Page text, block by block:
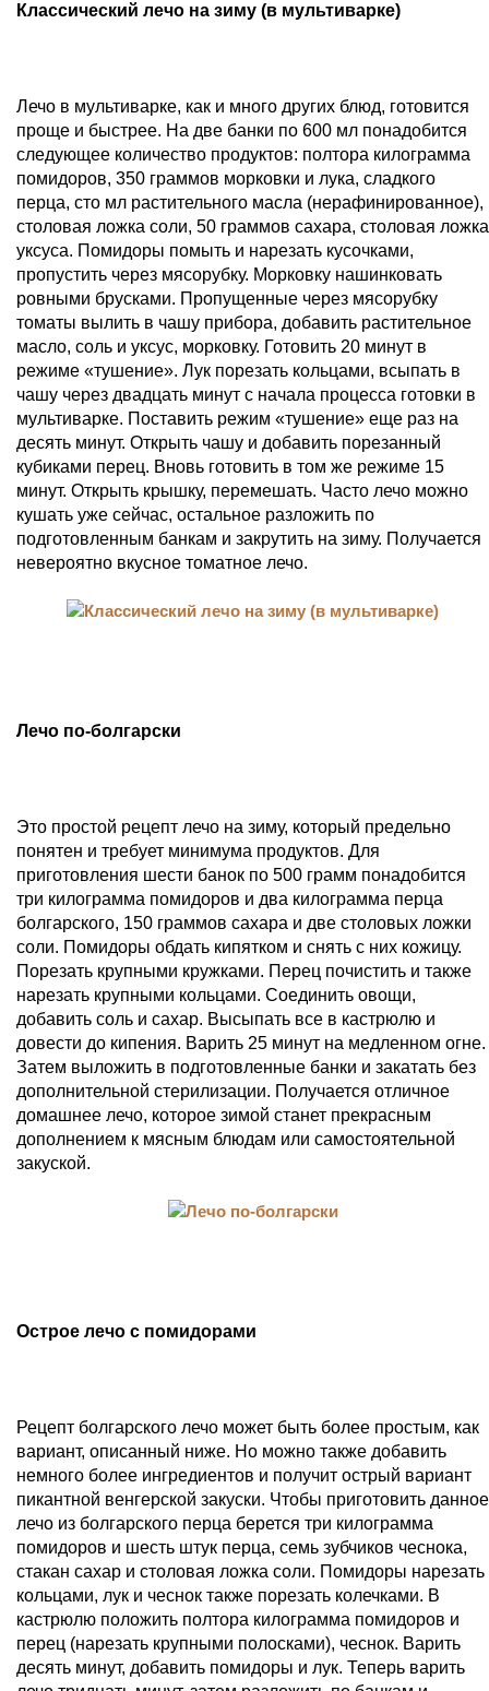
Классический лечо на зиму (в мультиварке)
Лечо в мультиварке, как и много других блюд, готовится
проще и быстрее. На две банки по 600 мл понадобится
следующее количество продуктов: полтора килограмма
помидоров, 350 граммов морковки и лука, сладкого
перца, сто мл растительного масла (нерафинированное),
столовая ложка соли, 50 граммов сахара, столовая ложка
уксуса. Помидоры помыть и нарезать кусочками,
пропустить через мясорубку. Морковку нашинковать
ровными брусками. Пропущенные через мясорубку
томаты вылить в чашу прибора, добавить растительное
масло, соль и уксус, морковку. Готовить 20 минут в
режиме «тушение». Лук порезать кольцами, всыпать в
чашу через двадцать минут с начала процесса готовки в
мультиварке. Поставить режим «тушение» еще раз на
десять минут. Открыть чашу и добавить порезанный
кубиками перец. Вновь готовить в том же режиме 15
минут. Открыть крышку, перемешать. Часто лечо можно
кушать уже сейчас, остальное разложить по
подготовленным банкам и закрутить на зиму. Получается
невероятно вкусное томатное лечо.
Лечо по-болгарски
Это простой рецепт лечо на зиму, который предельно
понятен и требует минимума продуктов. Для
приготовления шести банок по 500 грамм понадобится
три килограмма помидоров и два килограмма перца
болгарского, 150 граммов сахара и две столовых ложки
соли. Помидоры обдать кипятком и снять с них кожицу.
Порезать крупными кружками. Перец почистить и также
нарезать крупными кольцами. Соединить овощи,
добавить соль и сахар. Высыпать все в кастрюлю и
довести до кипения. Варить 25 минут на медленном огне.
Затем выложить в подготовленные банки и закатать без
дополнительной стерилизации. Получается отличное
домашнее лечо, которое зимой станет прекрасным
дополнением к мясным блюдам или самостоятельной
закуской.
Острое лечо с помидорами
Рецепт болгарского лечо может быть более простым, как
вариант, описанный ниже. Но можно также добавить
немного более ингредиентов и получит острый вариант
пикантной венгерской закуски. Чтобы приготовить данное
лечо из болгарского перца берется три килограмма
помидоров и шесть штук перца, семь зубчиков чеснока,
стакан сахар и столовая ложка соли. Помидоры нарезать
кольцами, лук и чеснок также порезать колечками. В
кастрюлю положить полтора килограмма помидоров и
перец (нарезать крупными полосками), чеснок. Варить
десять минут, добавить помидоры и лук. Теперь варить